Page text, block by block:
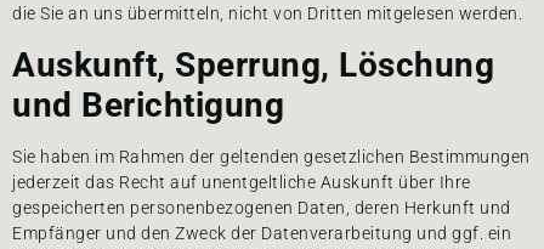
die Sie an uns übermitteln, nicht von Dritten mitgelesen werden.
Auskunft, Sperrung, Löschung
und Berichtigung
Sie haben im Rahmen der geltenden gesetzlichen Bestimmungen
jederzeit das Recht auf unentgeltliche Auskunft über Ihre
gespeicherten personenbezogenen Daten, deren Herkunft und
Empfänger und den Zweck der Datenverarbeitung und ggf. ein